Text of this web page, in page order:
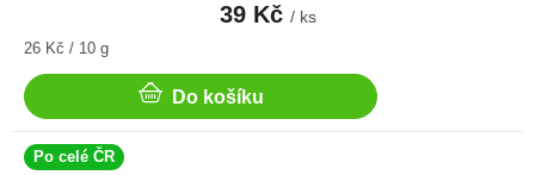
39 Kč / ks
Měrná
26 Kč / 10 g
Do košíku
Po celé ČR